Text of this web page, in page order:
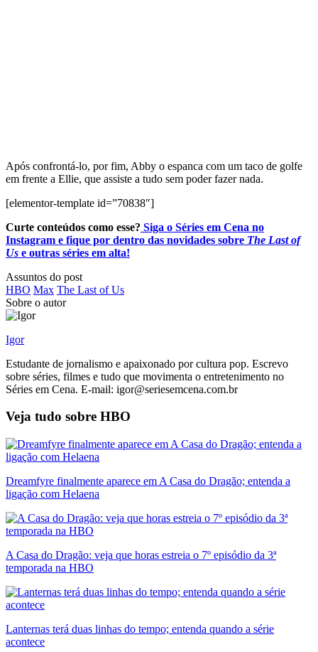
Após confrontá-lo, por fim, Abby o espanca com um taco de golfe
em frente a Ellie, que assiste a tudo sem poder fazer nada.
[elementor-template id=”70838″]
Curte conteúdos como esse? Siga o Séries em Cena no
Instagram e fique por dentro das novidades sobre The Last of
Us e outras séries em alta!
Assuntos do post
HBO Max The Last of Us
Sobre o autor
Igor
Estudante de jornalismo e apaixonado por cultura pop. Escrevo
sobre séries, filmes e tudo que movimenta o entretenimento no
Séries em Cena. E-mail: igor@seriesemcena.com.br
Veja tudo sobre HBO
Dreamfyre finalmente aparece em A Casa do Dragão; entenda a
ligação com Helaena
A Casa do Dragão: veja que horas estreia o 7º episódio da 3ª
temporada na HBO
Lanternas terá duas linhas do tempo; entenda quando a série
acontece